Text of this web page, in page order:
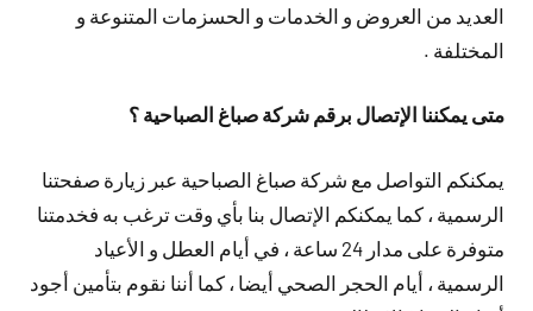
العديد من العروض و الخدمات و الحسزمات المتنوعة و
المختلفة .
متى يمكننا الإتصال برقم شركة صباغ الصباحية ؟
يمكنكم التواصل مع شركة صباغ الصباحية عبر زيارة صفحتنا
الرسمية ، كما يمكنكم الإتصال بنا بأي وقت ترغب به فخدمتنا
متوفرة على مدار 24 ساعة ، في أيام العطل و الأعياد
الرسمية ، أيام الحجر الصحي أيضا ، كما أننا نقوم بتأمين أجود